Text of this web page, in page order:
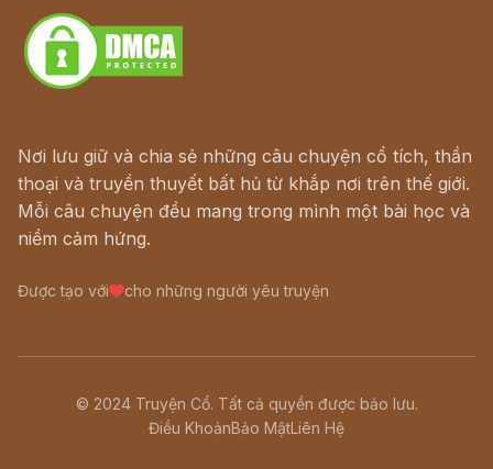
Nơi lưu giữ và chia sẻ những câu chuyện cổ tích, thần
thoại và truyền thuyết bất hủ từ khắp nơi trên thế giới.
Mỗi câu chuyện đều mang trong mình một bài học và
niềm cảm hứng.
Được tạo với cho những người yêu truyện
© 2024 Truyện Cổ. Tất cả quyền được bảo lưu.
Điều KhoảnBảo MậtLiên Hệ